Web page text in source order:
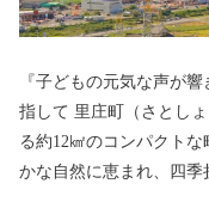
『子どもの元気な声が
指して 里庄町（さとし
る約12㎢のコンパクト
かな自然に恵まれ、四季